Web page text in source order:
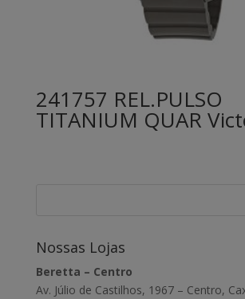
241757 REL.PULSO
TITANIUM QUAR
Nossas Lojas
Beretta – Centro
Av. Júlio de Castilhos, 1967 – Centro,